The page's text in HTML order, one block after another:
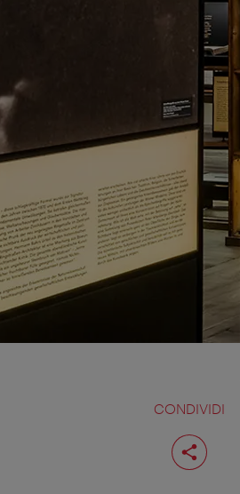
CONDIVIDI
Condividi
pagina